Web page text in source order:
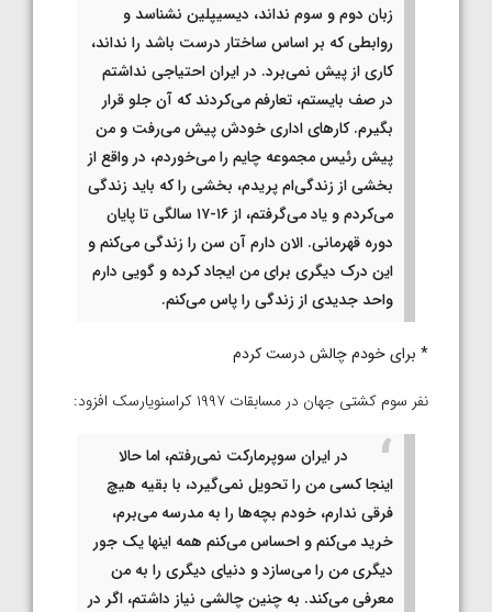
زبان دوم و سوم نداند، دیسیپلین نشناسد و
روابطی که بر اساس ساختار درست باشد را نداند،
کاری از پیش نمی‌برد. در ایران احتیاجی نداشتم
در صف بایستم، تعارفم می‌کردند که آن جلو قرار
بگیرم. کارهای اداری خودش پیش می‌رفت و من
پیش رئیس مجموعه چایم را می‌خوردم، در واقع از
بخشی از زندگی‌ام پریدم، بخشی را که باید زندگی
می‌کردم و یاد می‌گرفتم، از ۱۶-۱۷ سالگی تا پایان
دوره قهرمانی. الان دارم آن سن را زندگی می‌کنم و
این درک دیگری برای من ایجاد کرده و گویی دارم
واحد جدیدی از زندگی را پاس می‌کنم.
* برای خودم چالش درست کردم
نفر سوم کشتی جهان در مسابقات ۱۹۹۷ کراسنویارسک افزود:
در ایران سوپرمارکت نمی‌رفتم، اما حالا
اینجا کسی من را تحویل نمی‌گیرد، با بقیه هیچ
فرقی ندارم، خودم بچه‌ها را به مدرسه می‌برم،
خرید می‌کنم و احساس می‌کنم همه اینها یک جور
دیگری من را می‌سازد و دنیای دیگری را به من
معرفی می‌کند. به چنین چالشی نیاز داشتم، اگر در